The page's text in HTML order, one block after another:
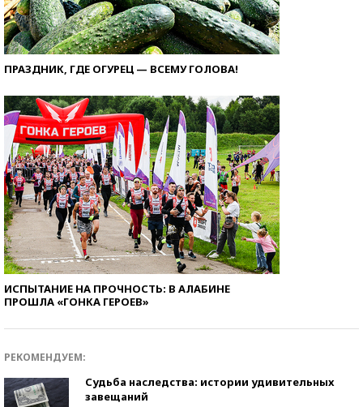
ПРАЗДНИК, ГДЕ ОГУРЕЦ — ВСЕМУ ГОЛОВА!
ИСПЫТАНИЕ НА ПРОЧНОСТЬ: В АЛАБИНЕ
ПРОШЛА «ГОНКА ГЕРОЕВ»
РЕКОМЕНДУЕМ:
Судьба наследства: истории удивительных
завещаний